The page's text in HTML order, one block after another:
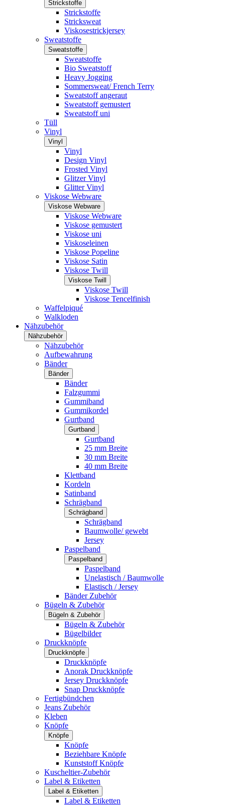
Strickstoffe
Strickstoffe
Stricksweat
Viskosestrickjersey
Sweatstoffe
Sweatstoffe
Sweatstoffe
Bio Sweatstoff
Heavy Jogging
Sommersweat/ French Terry
Sweatstoff angeraut
Sweatstoff gemustert
Sweatstoff uni
Tüll
Vinyl
Vinyl
Vinyl
Design Vinyl
Frosted Vinyl
Glitzer Vinyl
Glitter Vinyl
Viskose Webware
Viskose Webware
Viskose Webware
Viskose gemustert
Viskose uni
Viskoseleinen
Viskose Popeline
Viskose Satin
Viskose Twill
Viskose Twill
Viskose Twill
Viskose Tencelfinish
Waffelpiqué
Walkloden
Nähzubehör
Nähzubehör
Nähzubehör
Aufbewahrung
Bänder
Bänder
Bänder
Falzgummi
Gummiband
Gummikordel
Gurtband
Gurtband
Gurtband
25 mm Breite
30 mm Breite
40 mm Breite
Klettband
Kordeln
Satinband
Schrägband
Schrägband
Schrägband
Baumwolle/ gewebt
Jersey
Paspelband
Paspelband
Paspelband
Unelastisch / Baumwolle
Elastisch / Jersey
Bänder Zubehör
Bügeln & Zubehör
Bügeln & Zubehör
Bügeln & Zubehör
Bügelbilder
Druckknöpfe
Druckknöpfe
Druckknöpfe
Anorak Druckknöpfe
Jersey Druckknöpfe
Snap Druckknöpfe
Fertigbündchen
Jeans Zubehör
Kleben
Knöpfe
Knöpfe
Knöpfe
Beziehbare Knöpfe
Kunststoff Knöpfe
Kuscheltier-Zubehör
Label & Etiketten
Label & Etiketten
Label & Etiketten